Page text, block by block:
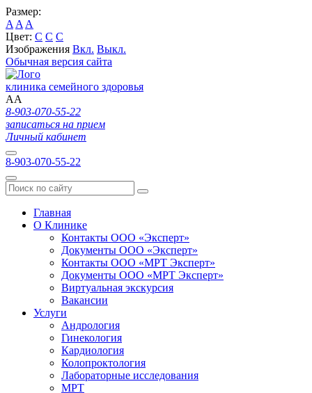
Размер:
A A A
Цвет: C C C
Изображения Вкл. Выкл.
Обычная версия сайта
клиника семейного здоровья
AA
8-903-070-55-22
записаться на прием
Личный кабинет
8-903-070-55-22
Главная
О Клинике
Контакты ООО «Эксперт»
Документы ООО «Эксперт»
Контакты ООО «МРТ Эксперт»
Документы ООО «МРТ Эксперт»
Виртуальная экскурсия
Вакансии
Услуги
Андрология
Гинекология
Кардиология
Колопроктология
Лабораторные исследования
МРТ